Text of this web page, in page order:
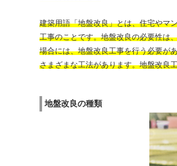
建築用語「地盤改良」とは、住宅やマ
工事のことです。地盤改良の必要性は
場合には、地盤改良工事を行う必要が
さまざまな工法があります。地盤改良
地盤改良の種類